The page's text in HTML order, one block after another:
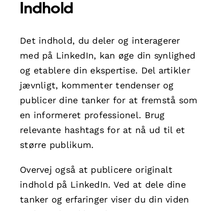
Indhold
Det indhold, du deler og interagerer
med på LinkedIn, kan øge din synlighed
og etablere din ekspertise. Del artikler
jævnligt, kommenter tendenser og
publicer dine tanker for at fremstå som
en informeret professionel. Brug
relevante hashtags for at nå ud til et
større publikum.
Overvej også at publicere originalt
indhold på LinkedIn. Ved at dele dine
tanker og erfaringer viser du din viden